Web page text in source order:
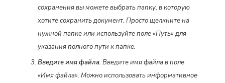
сохранения вы можете выбрать папку, в которую
хотите сохранить документ. Просто щелкните на
нужной папке или используйте поле «Путь» для
указания полного пути к папке.
Введите имя файла. Введите имя файла в поле
«Имя файла». Можно использовать информативное